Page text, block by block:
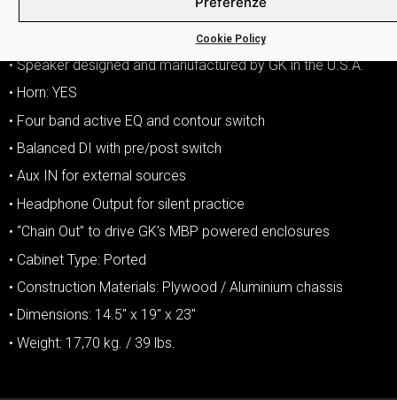
Cookie Policy
• Speaker designed and manufactured by GK in the U.S.A.
• Horn: YES
• Four band active EQ and contour switch
• Balanced DI with pre/post switch
• Aux IN for external sources
• Headphone Output for silent practice
• “Chain Out” to drive GK's MBP powered enclosures
• Cabinet Type: Ported
• Construction Materials: Plywood / Aluminium chassis
• Dimensions: 14.5″ x 19″ x 23″
• Weight: 17,70 kg. / 39 lbs.